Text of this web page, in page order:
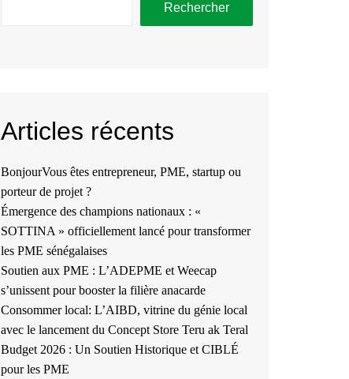
Rechercher
Articles récents
BonjourVous êtes entrepreneur, PME, startup ou
porteur de projet ?
Émergence des champions nationaux : «
SOTTINA » officiellement lancé pour transformer
les PME sénégalaises
Soutien aux PME : L’ADEPME et Weecap
s’unissent pour booster la filière anacarde
Consommer local: L’AIBD, vitrine du génie local
avec le lancement du Concept Store Teru ak Teral
Budget 2026 : Un Soutien Historique et CIBLÉ
pour les PME